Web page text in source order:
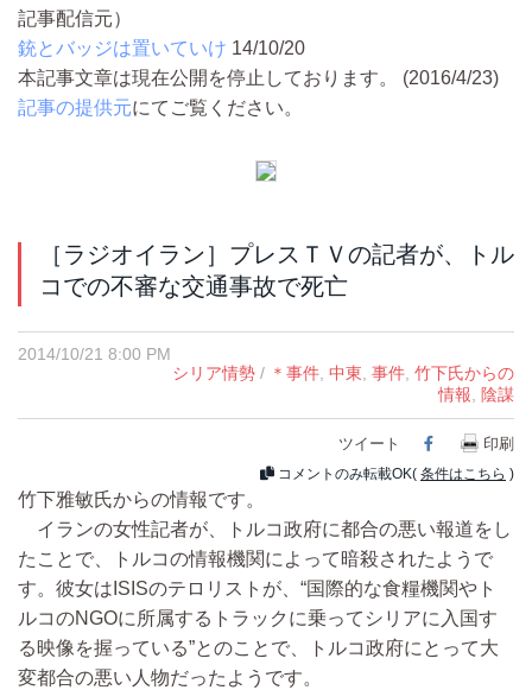
記事配信元）
銃とバッジは置いていけ 14/10/20
本記事文章は現在公開を停止しております。 (2016/4/23)
記事の提供元にてご覧ください。
［ラジオイラン］プレスＴＶの記者が、トル
コでの不審な交通事故で死亡
2014/10/21 8:00 PM
シリア情勢 / ＊事件, 中東, 事件, 竹下氏からの
情報, 陰謀
ツイート Facebook
印刷
コメントのみ転載OK( 条件はこちら )
竹下雅敏氏からの情報です。
イランの女性記者が、トルコ政府に都合の悪い報道をし
たことで、トルコの情報機関によって暗殺されたようで
す。彼女はISISのテロリストが、“国際的な食糧機関やト
ルコのNGOに所属するトラックに乗ってシリアに入国す
る映像を握っている”とのことで、トルコ政府にとって大
変都合の悪い人物だったようです。